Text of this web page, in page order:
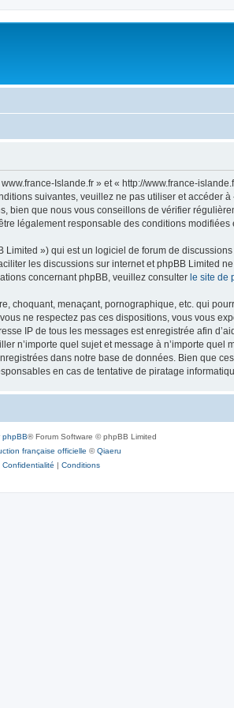
Islande.fr » et « http://www.france-
suivantes, veuillez ne pas utiliser et accéder
bien que nous vous conseillons de vérifier
légalement responsable des conditions modifiées
») qui est un logiciel de forum de
les discussions sur internet et phpBB Limited
concernant phpBB, veuillez consulter le site de
choquant, menaçant, pornographique, etc. qui
ne respectez pas ces dispositions, vous vous
IP de tous les messages est enregistrée afin
n’importe quel sujet et message à n’importe quel
dans notre base de données. Bien que
en cas de tentative de piratage
phpBB® Forum Software © phpBB Limited
française officielle ©Qiaeru
Confidentialité | Conditions